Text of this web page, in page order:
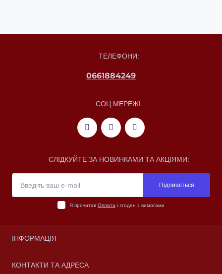
ТЕЛЕФОНИ:
0661884249
СОЦ МЕРЕЖІ:
СЛІДКУЙТЕ ЗА НОВИНКАМИ ТА АКЦІЯМИ:
Підпишіться
Я прочитав Оплата і згоден з вимогами
ІНФОРМАЦІЯ
Доставка
КОНТАКТИ ТА АДРЕСА